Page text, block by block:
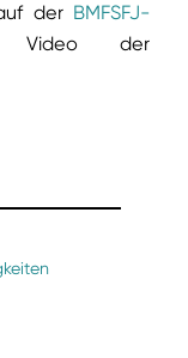
der BMFSFJ-
der